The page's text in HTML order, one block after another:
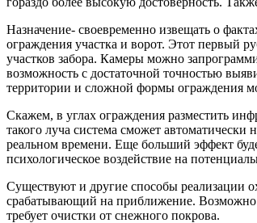
Назначение- своевременно извещать о
ограждения участка и ворот. Этот первый
участков забора. Камеры можно
возможность с достаточной точностью
территории и сложной формы ограждения
Скажем, в углах ограждения разместить
такого луча система сможет
реальном времени. Еще больший эффект
психологическое воздействие на
Существуют и другие способы реализации
срабатывающий на приближение. Возможно
требует очистки от снежного покрова.